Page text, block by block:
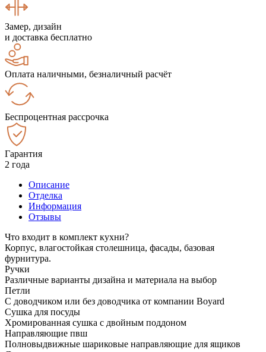
Замер, дизайн
и доставка бесплатно
Оплата наличными, безналичный расчёт
Беспроцентная рассрочка
Гарантия
2 года
Описание
Отделка
Информация
Отзывы
Что входит в комплект кухни?
Корпус, влагостойкая столешница, фасады, базовая
фурнитура.
Ручки
Различные варианты дизайна и материала на выбор
Петли
С доводчиком или без доводчика от компании Boyard
Сушка для посуды
Хромированная сушка с двойным поддоном
Направляющие пвш
Полновыдвижные шариковые направляющие для ящиков